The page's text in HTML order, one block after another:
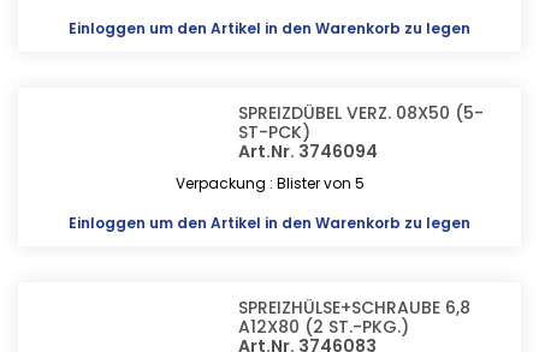
Einloggen um den Artikel in den Warenkorb zu legen
SPREIZDÜBEL VERZ. 08X50 (5-
ST-PCK)
Art.Nr. 3746094
Verpackung : Blister von 5
Einloggen um den Artikel in den Warenkorb zu legen
SPREIZHÜLSE+SCHRAUBE 6,8
A12X80 (2 ST.-PKG.)
Art.Nr. 3746083